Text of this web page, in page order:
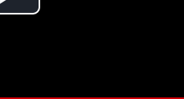
Play